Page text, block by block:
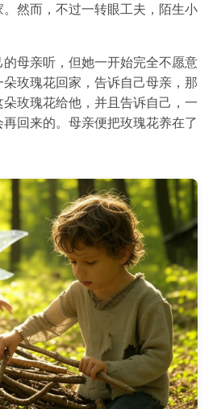
然而，不过一转眼工夫，陌生小
母亲听，但她一开始完全不愿意
玫瑰花回家，告诉自己母亲，那
玫瑰花给他，并且告诉自己，一
回来的。母亲便把玫瑰花养在了